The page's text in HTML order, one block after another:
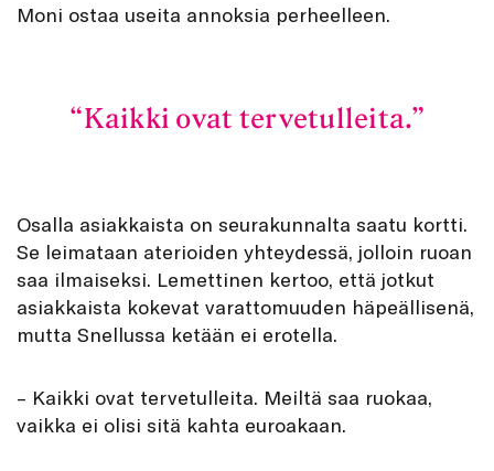
Moni ostaa useita annoksia perheelleen.
Kaikki ovat tervetulleita.
Osalla asiakkaista on seurakunnalta saatu kortti.
Se leimataan aterioiden yhteydessä, jolloin ruoan
saa ilmaiseksi. Lemettinen kertoo, että jotkut
asiakkaista kokevat varattomuuden häpeällisenä,
mutta Snellussa ketään ei erotella.
– Kaikki ovat tervetulleita. Meiltä saa ruokaa,
vaikka ei olisi sitä kahta euroakaan.